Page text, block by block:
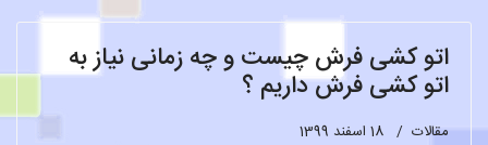
اتو کشی فرش چیست و چه زمانی نیاز به
اتو کشی فرش داریم ؟
مقالات 18 اسفند 1399